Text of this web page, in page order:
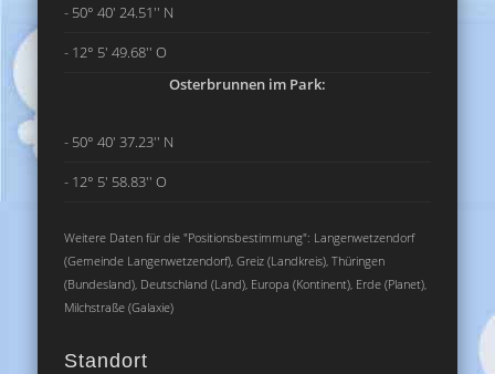
- 50° 40' 24.51'' N
- 12° 5' 49.68'' O
Osterbrunnen im Park:
- 50° 40' 37.23'' N
- 12° 5' 58.83'' O
Weitere Daten für die "Positionsbestimmung": Langenwetzendorf
(Gemeinde Langenwetzendorf), Greiz (Landkreis), Thüringen
(Bundesland), Deutschland (Land), Europa (Kontinent), Erde (Planet),
Milchstraße (Galaxie)
Standort